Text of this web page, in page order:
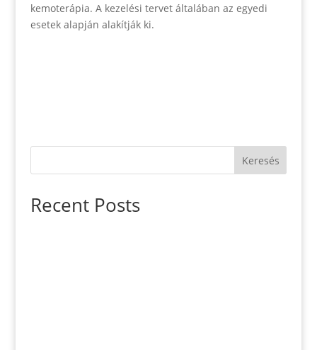
kemoterápia. A kezelési tervet általában az egyedi
esetek alapján alakítják ki.
Keresés
Recent Posts